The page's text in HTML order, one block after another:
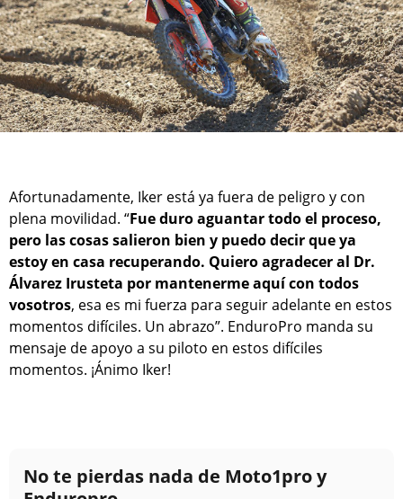
Afortunadamente, Iker está ya fuera de peligro y con
plena movilidad. “Fue duro aguantar todo el proceso,
pero las cosas salieron bien y puedo decir que ya
estoy en casa recuperando. Quiero agradecer al Dr.
Álvarez Irusteta por mantenerme aquí con todos
vosotros, esa es mi fuerza para seguir adelante en estos
momentos difíciles. Un abrazo”. EnduroPro manda su
mensaje de apoyo a su piloto en estos difíciles
momentos. ¡Ánimo Iker!
No te pierdas nada de Moto1pro y